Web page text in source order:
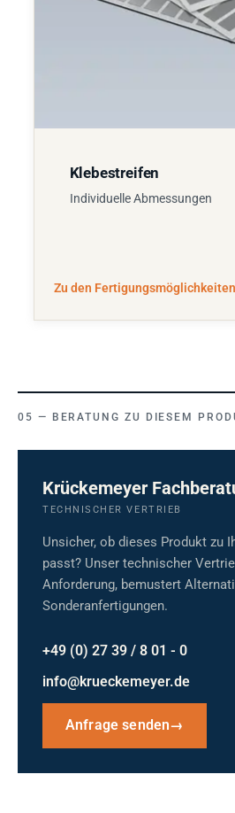
Klebestreifen
Individuelle Abmessungen
Zu den Fertigungsmöglichkeiten
BERATUNG ZU DIESEM
Krückemeyer
TECHNISCHER VERTRIEB
Unsicher, ob dieses Produkt zu
passt? Unser technischer
Anforderung, bemustert
Sonderanfertigungen.
+49 (0) 27 39 / 8 01 - 0
info@krueckemeyer.de
Anfrage senden→